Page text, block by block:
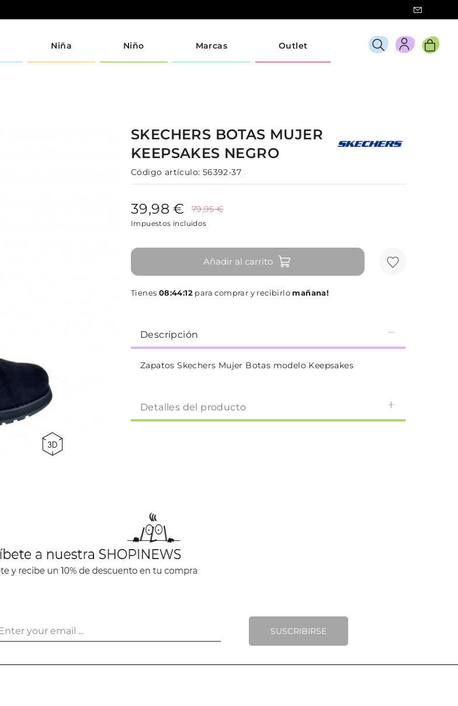
Niña Niño Marcas Outlet
SKECHERS BOTAS MUJER
KEEPSAKES NEGRO
Código artículo: 56392-37
39,98 € 79,95 €
Impuestos incluidos
Añadir al carrito
Tienes 08:44:11para comprar y recibirlo mañana!
Descripción
Zapatos Skechers Mujer Botas modelo Keepsakes
Detalles del producto
SUSCRIBIRSE